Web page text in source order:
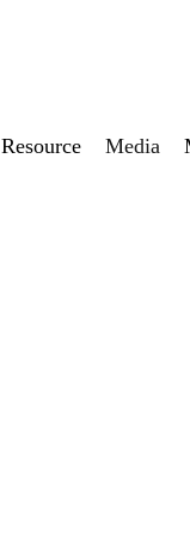
Resource Media